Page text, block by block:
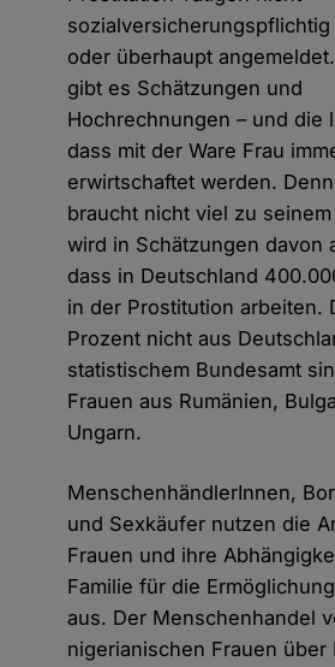
oder überhaupt
gibt es Schätzungen und
Hochrechnungen – und die
dass mit der Ware Frau
erwirtschaftet werden.
braucht nicht viel zu seinem
wird in Schätzungen davon
dass in Deutschland
in der Prostitution arbeiten.
Prozent nicht aus
statistischem Bundesamt
Frauen aus Rumänien,
Ungarn.
MenschenhändlerInnen,
und Sexkäufer nutzen die
Frauen und ihre
Familie für die
aus. Der Menschenhandel
nigerianischen Frauen über